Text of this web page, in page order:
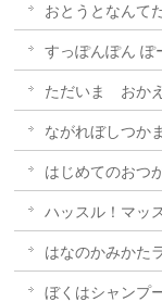
おとうとなんて
すっぽんぽん ぽ
ただいま おか
ながれぼしつか
はじめてのおつ
ハッスル！マッ
はなのかみかた
ぼくはシャンプ